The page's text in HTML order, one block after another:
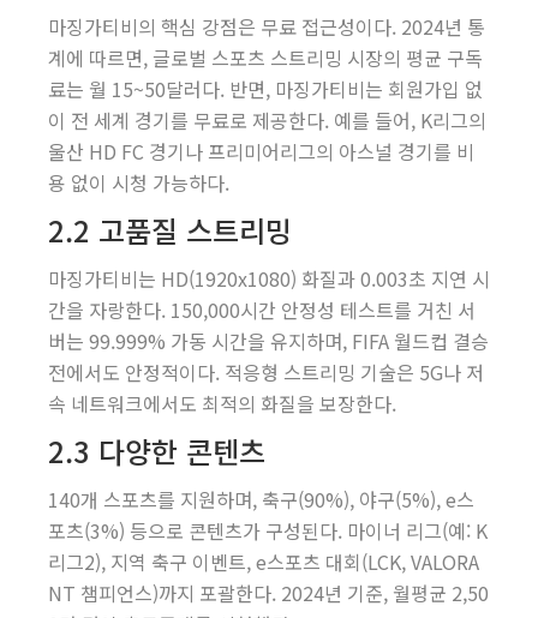
마징가티비의 핵심 강점은 무료 접근성이다. 2024년 통
계에 따르면, 글로벌 스포츠 스트리밍 시장의 평균 구독
료는 월 15~50달러다. 반면, 마징가티비는 회원가입 없
이 전 세계 경기를 무료로 제공한다. 예를 들어, K리그의
울산 HD FC 경기나 프리미어리그의 아스널 경기를 비
용 없이 시청 가능하다.
2.2 고품질 스트리밍
마징가티비는 HD(1920x1080) 화질과 0.003초 지연 시
간을 자랑한다. 150,000시간 안정성 테스트를 거친 서
버는 99.999% 가동 시간을 유지하며, FIFA 월드컵 결승
전에서도 안정적이다. 적응형 스트리밍 기술은 5G나 저
속 네트워크에서도 최적의 화질을 보장한다.
2.3 다양한 콘텐츠
140개 스포츠를 지원하며, 축구(90%), 야구(5%), e스
포츠(3%) 등으로 콘텐츠가 구성된다. 마이너 리그(예: K
리그2), 지역 축구 이벤트, e스포츠 대회(LCK, VALORA
NT 챔피언스)까지 포괄한다. 2024년 기준, 월평균 2,50